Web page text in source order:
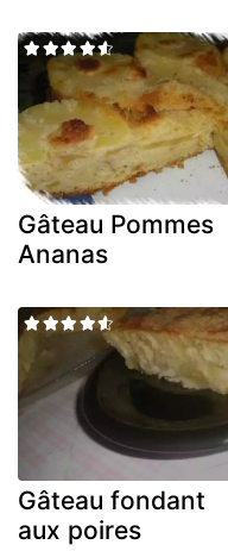
Gâteau Pommes
Ananas
Gâteau fondant
aux poires